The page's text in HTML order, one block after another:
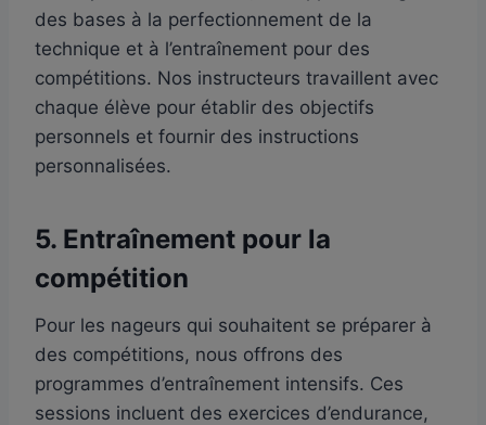
des bases à la perfectionnement de la
technique et à l’entraînement pour des
compétitions. Nos instructeurs travaillent avec
chaque élève pour établir des objectifs
personnels et fournir des instructions
personnalisées.
5. Entraînement pour la
compétition
Pour les nageurs qui souhaitent se préparer à
des compétitions, nous offrons des
programmes d’entraînement intensifs. Ces
sessions incluent des exercices d’endurance,